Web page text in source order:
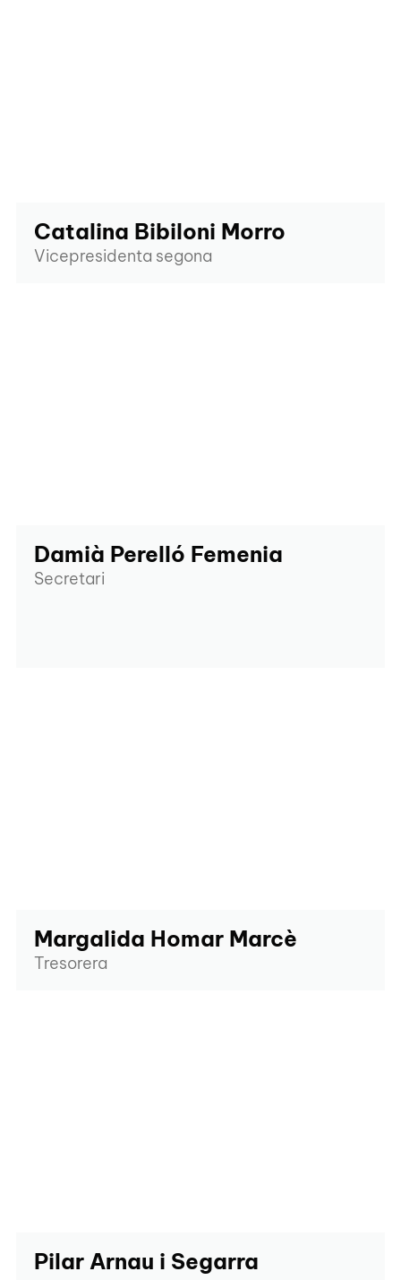
Catalina Bibiloni Morro
Vicepresidenta segona
Damià Perelló Femenia
Secretari
Margalida Homar Marcè
Tresorera
Pilar Arnau i Segarra